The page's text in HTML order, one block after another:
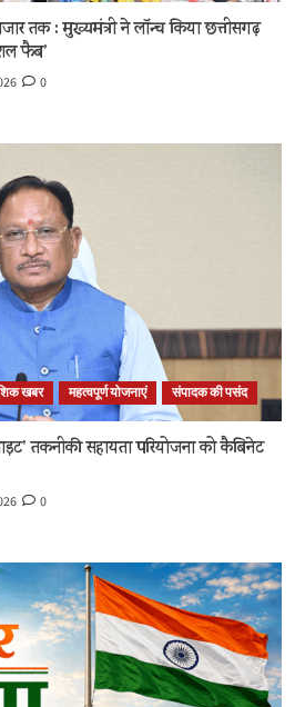
तक : मुख्यमंत्री ने लॉन्च किया छत्तीसगढ़
फैब’
0
खबर महत्वपूर्ण योजनाएं संपादक की पसंद
तकनीकी सहायता परियोजना को कैबिनेट
0